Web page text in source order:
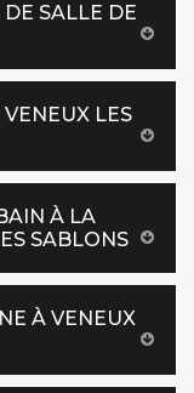
SALLE DE
LES
À LA
SABLONS
À VENEUX